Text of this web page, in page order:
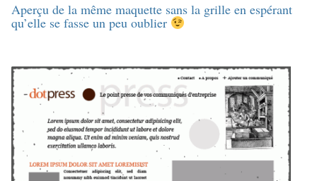
Aperçu de la même maquette sans la grille en espérant
qu’elle se fasse un peu oublier